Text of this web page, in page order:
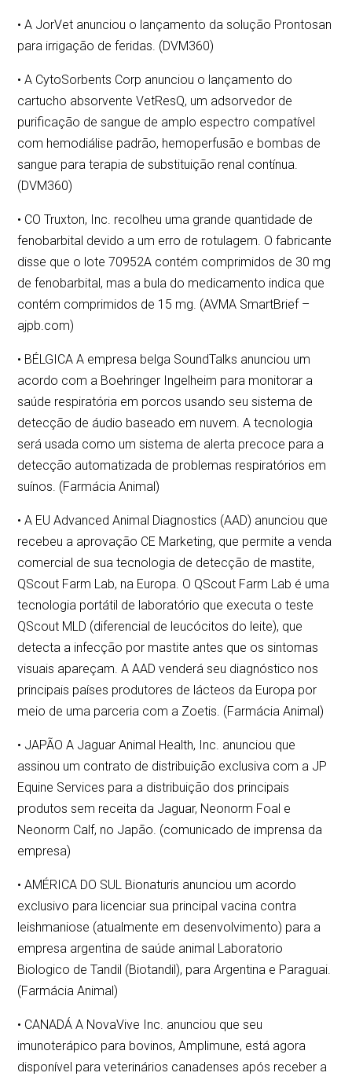
• A JorVet anunciou o lançamento da solução Prontosan
para irrigação de feridas. (DVM360)
• A CytoSorbents Corp anunciou o lançamento do
cartucho absorvente VetResQ, um adsorvedor de
purificação de sangue de amplo espectro compatível
com hemodiálise padrão, hemoperfusão e bombas de
sangue para terapia de substituição renal contínua.
(DVM360)
• CO Truxton, Inc. recolheu uma grande quantidade de
fenobarbital devido a um erro de rotulagem. O fabricante
disse que o lote 70952A contém comprimidos de 30 mg
de fenobarbital, mas a bula do medicamento indica que
contém comprimidos de 15 mg. (AVMA SmartBrief –
ajpb.com)
• BÉLGICA A empresa belga SoundTalks anunciou um
acordo com a Boehringer Ingelheim para monitorar a
saúde respiratória em porcos usando seu sistema de
detecção de áudio baseado em nuvem. A tecnologia
será usada como um sistema de alerta precoce para a
detecção automatizada de problemas respiratórios em
suínos. (Farmácia Animal)
• A EU Advanced Animal Diagnostics (AAD) anunciou que
recebeu a aprovação CE Marketing, que permite a venda
comercial de sua tecnologia de detecção de mastite,
QScout Farm Lab, na Europa. O QScout Farm Lab é uma
tecnologia portátil de laboratório que executa o teste
QScout MLD (diferencial de leucócitos do leite), que
detecta a infecção por mastite antes que os sintomas
visuais apareçam. A AAD venderá seu diagnóstico nos
principais países produtores de lácteos da Europa por
meio de uma parceria com a Zoetis. (Farmácia Animal)
• JAPÃO A Jaguar Animal Health, Inc. anunciou que
assinou um contrato de distribuição exclusiva com a JP
Equine Services para a distribuição dos principais
produtos sem receita da Jaguar, Neonorm Foal e
Neonorm Calf, no Japão. (comunicado de imprensa da
empresa)
• AMÉRICA DO SUL Bionaturis anunciou um acordo
exclusivo para licenciar sua principal vacina contra
leishmaniose (atualmente em desenvolvimento) para a
empresa argentina de saúde animal Laboratorio
Biologico de Tandil (Biotandil), para Argentina e Paraguai.
(Farmácia Animal)
• CANADÁ A NovaVive Inc. anunciou que seu
imunoterápico para bovinos, Amplimune, está agora
disponível para veterinários canadenses após receber a